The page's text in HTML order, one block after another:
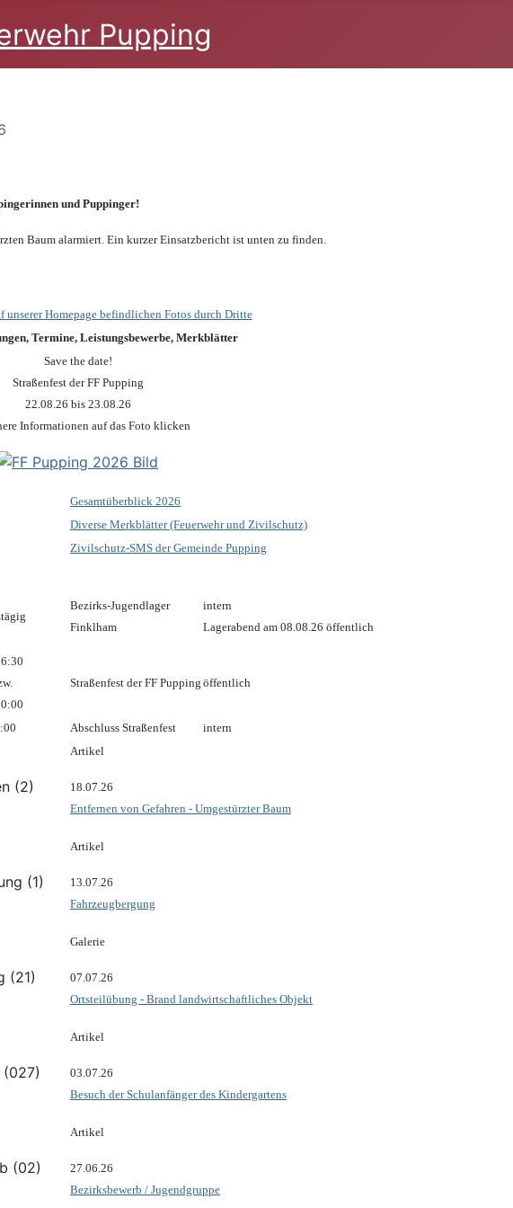
und Puppinger!
Baum alarmiert. Ein kurzer Einsatzbericht ist unten zu finden.
unserer Homepage befindlichen Fotos durch Dritte
Termine, Leistungsbewerbe, Merkblätter
Save the date!
Straßenfest der FF Pupping
22.08.26 bis 23.08.26
Informationen auf das Foto klicken
Gesamtüberblick 2026
Diverse Merkblätter (Feuerwehr und Zivilschutz)
Zivilschutz-SMS der Gemeinde Pupping
Bezirks-Jugendlager
Finklham
intern
Lagerabend am 08.08.26 öffentlich
Straßenfest der FF Pupping öffentlich
Abschluss Straßenfest
intern
Artikel
18.07.26
Entfernen von Gefahren - Umgestürzter Baum
Artikel
13.07.26
Fahrzeugbergung
Galerie
07.07.26
Ortsteilübung - Brand landwirtschaftliches Objekt
Artikel
03.07.26
Besuch der Schulanfänger des Kindergartens
Artikel
27.06.26
Bezirksbewerb / Jugendgruppe